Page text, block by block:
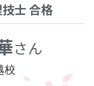
士 合格
さん
校